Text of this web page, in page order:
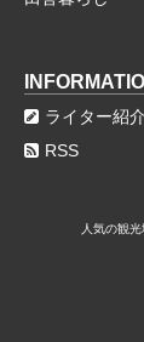
ライター紹介
RSS
人気の観